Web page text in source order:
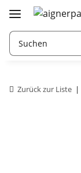
Zurück zur Liste